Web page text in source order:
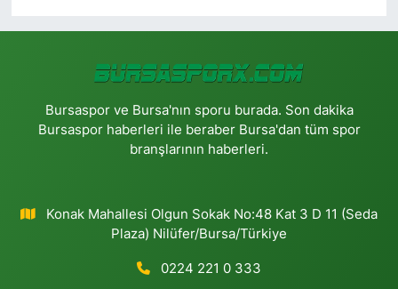
Bursaspor ve Bursa'nın sporu burada. Son dakika
Bursaspor haberleri ile beraber Bursa'dan tüm spor
branşlarının haberleri.
Konak Mahallesi Olgun Sokak No:48 Kat 3 D 11 (Seda
Plaza) Nilüfer/Bursa/Türkiye
0224 221 0 333